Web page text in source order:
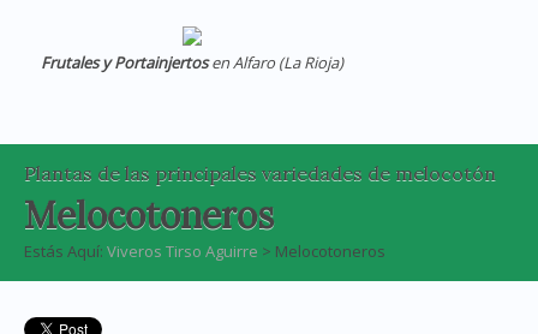
Frutales y Portainjertosen Alfaro (La Rioja)
Plantas de las principales variedades de melocotón
Melocotoneros
Estás Aquí: Viveros Tirso Aguirre > Melocotoneros